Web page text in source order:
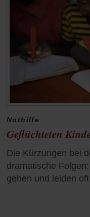
Nothilfe
Geflüchteten
Die Kürzungen bei
dramatische
gehen und leiden